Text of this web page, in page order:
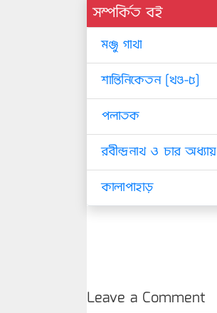
সম্পর্কিত বই
মঞ্জু গাথা
শান্তিনিকেতন [খণ্ড-৫]
পলাতক
রবীন্দ্রনাথ ও চার অধ্যায়
কালাপাহাড়
Leave a Comment